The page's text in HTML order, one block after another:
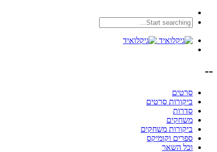
--
סרטים
ביקורות סרטים
סדרות
משחקים
ביקורות משחקים
ספרים וקומיקס
וכל השאר